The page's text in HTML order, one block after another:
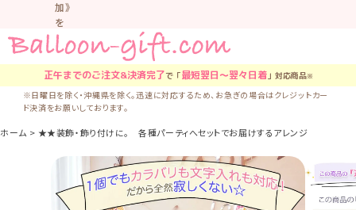
加》
を
お
す
す
め
し
て
い
す。
な
正午までのご注文&決済完了で「最短翌日〜翌々日着」対応商品※
※日曜日を除く・沖縄県を除く。迅速に対応するため、お急ぎの場合はクレジットカー
ド決済をお願いしております。
ホーム ★★装飾・飾り付けに。 各種パーティへセットでお届けするアレンジ